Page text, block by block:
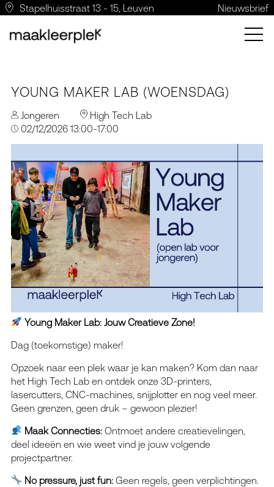
Stapelhuisstraat 13 - 15, Leuven Nieuwsbrief
YOUNG MAKER LAB (WOENSDAG)
Jongeren
High Tech Lab
02/12/2026 13:00-17:00
Young Maker Lab: Jouw Creatieve Zone!
Dag (toekomstige) maker!
Opzoek naar een plek waar je kan maken? Kom dan naar
het High Tech Lab en ontdek onze 3D-printers,
lasercutters, CNC-machines, snijplotter en nog veel meer.
Geen grenzen, geen druk – gewoon plezier!
Maak Connecties: Ontmoet andere creatievelingen,
deel ideeën en wie weet vind je jouw volgende
projectpartner.
No pressure, just fun: Geen regels, geen verplichtingen.